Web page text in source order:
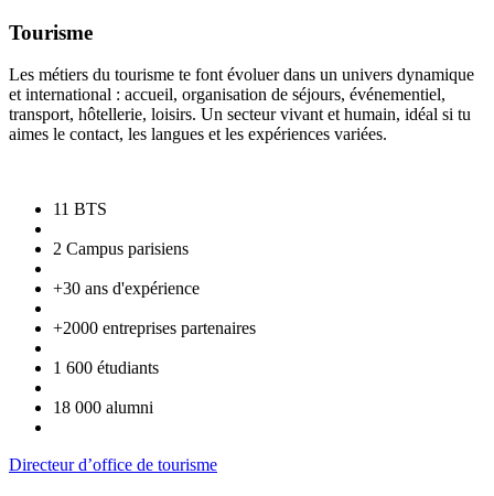
Tourisme
Les métiers du tourisme te font évoluer dans un univers dynamique
et international : accueil, organisation de séjours, événementiel,
transport, hôtellerie, loisirs. Un secteur vivant et humain, idéal si tu
aimes le contact, les langues et les expériences variées.
11 BTS
2 Campus parisiens
+30 ans d'expérience
+2000 entreprises partenaires
1 600 étudiants
18 000 alumni
Directeur d’office de tourisme